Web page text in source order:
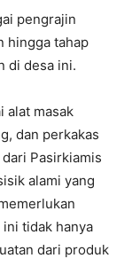
pengrajin
hingga tahap
di desa ini.
alat masak
dan perkakas
Pasirkiamis
alami yang
tidak hanya
dari produk